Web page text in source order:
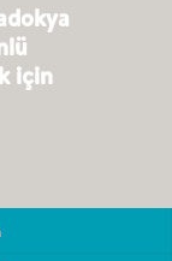
için